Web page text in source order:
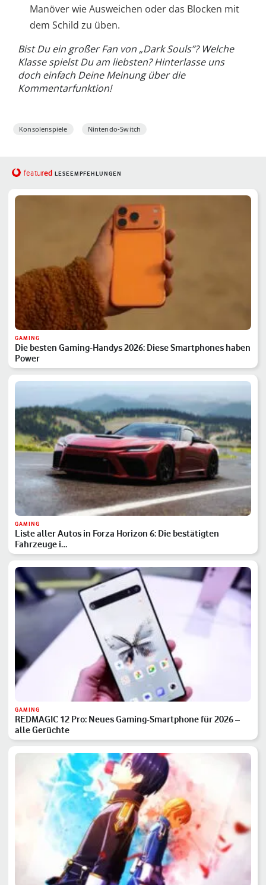
Manöver wie Ausweichen oder das Blocken mit
dem Schild zu üben.
Bist Du ein großer Fan von „Dark Souls”? Welche
Klasse spielst Du am liebsten? Hinterlasse uns
doch einfach Deine Meinung über die
Kommentarfunktion!
Konsolenspiele Nintendo-Switch
featured LESEEMPFEHLUNGEN
GAMING
Die besten Gaming-Handys 2026: Diese Smartphones haben
Power
GAMING
Liste aller Autos in Forza Horizon 6: Die bestätigten
Fahrzeuge i…
GAMING
REDMAGIC 12 Pro: Neues Gaming-Smartphone für 2026 –
alle Gerüchte